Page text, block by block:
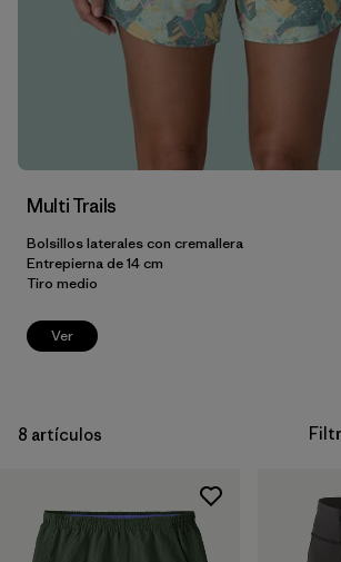
Filtrar por
Features
Filtrar por
Materials & Our Footprint
Multi Trails
Bolsillos laterales con cremallera
Entrepierna de 14 cm
Tiro medio
Ver
8 artículos